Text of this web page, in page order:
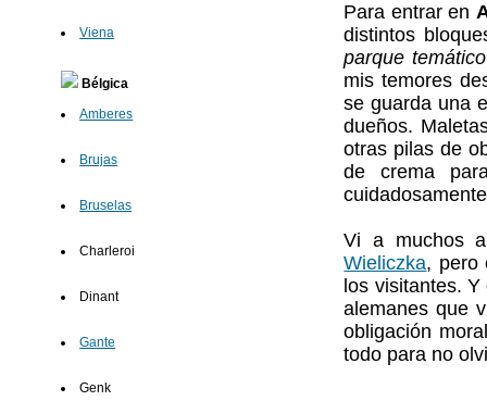
Viena
Bélgica
Amberes
Brujas
Bruselas
Charleroi
Dinant
Gante
Genk
Para entrar en
distintos
parque temático
mis temores
se guarda una
dueños.
otras pilas de
de crema
Vi a muchos
Wieliczka, pero
los visitantes.
alemanes que
obligación
todo para no